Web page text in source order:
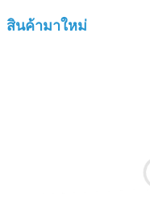
สินค้ามาใหม่